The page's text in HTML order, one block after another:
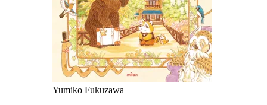
Yumiko Fukuzawa